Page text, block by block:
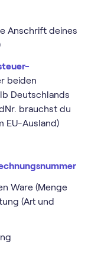
Anschrift deines
beiden
Deutschlands
brauchst du
EU-Ausland)
Ware (Menge
(Art und